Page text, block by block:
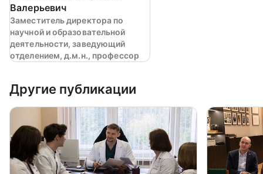
Валерьевич
Заместитель директора по
научной и образовательной
деятельности, заведующий
отделением, д.м.н., профессор
Другие публикации